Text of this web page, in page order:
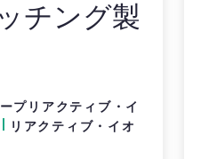
チング製
プリアクティブ・イ
リアクティブ・イオ